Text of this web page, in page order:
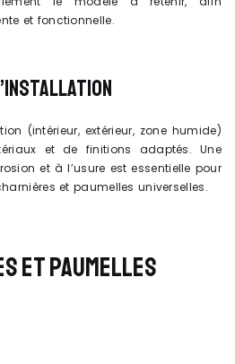
et fonctionnelle.
(intérieur, extérieur, zone humide)
et de finitions adaptés. Une
et à l’usure est essentielle pour
et paumelles universelles.
ET PAUMELLES